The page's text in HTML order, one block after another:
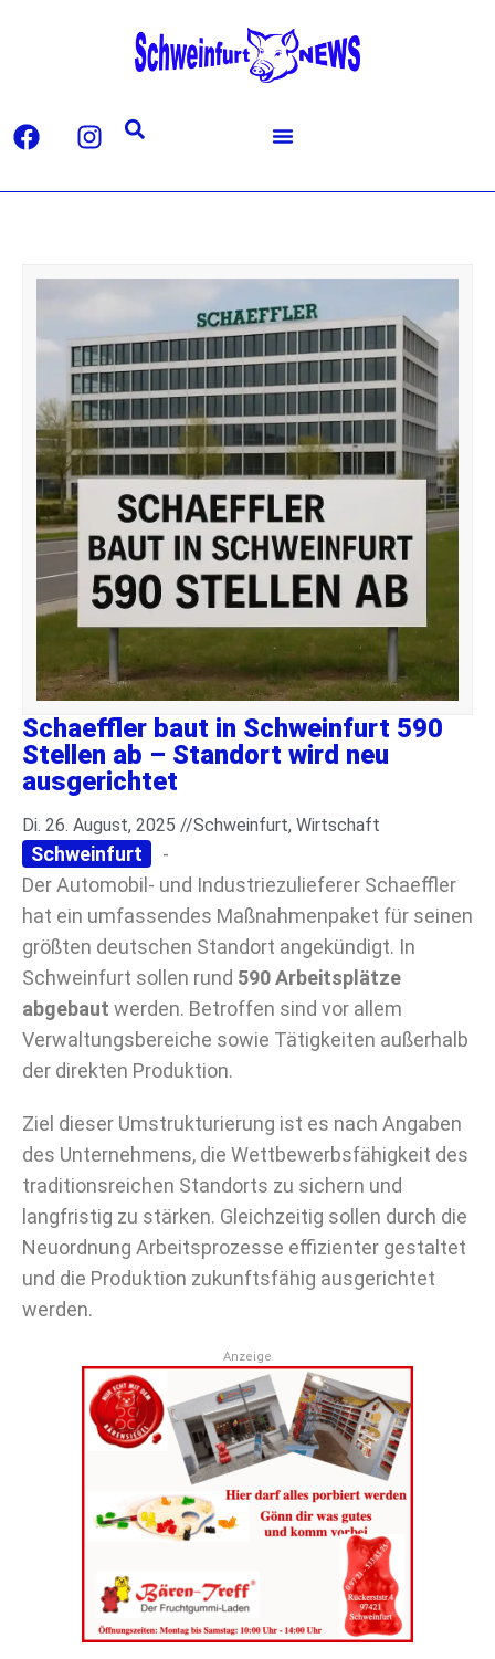
Schaeffler baut in Schweinfurt 590
Stellen ab – Standort wird neu
ausgerichtet
Di. 26. August, 2025 //Schweinfurt, Wirtschaft
Schweinfurt
-
Der Automobil- und Industriezulieferer Schaeffler
hat ein umfassendes Maßnahmenpaket für seinen
größten deutschen Standort angekündigt. In
Schweinfurt sollen rund 590 Arbeitsplätze
abgebaut werden. Betroffen sind vor allem
Verwaltungsbereiche sowie Tätigkeiten außerhalb
der direkten Produktion.
Ziel dieser Umstrukturierung ist es nach Angaben
des Unternehmens, die Wettbewerbsfähigkeit des
traditionsreichen Standorts zu sichern und
langfristig zu stärken. Gleichzeitig sollen durch die
Neuordnung Arbeitsprozesse effizienter gestaltet
und die Produktion zukunftsfähig ausgerichtet
werden.
Anzeige